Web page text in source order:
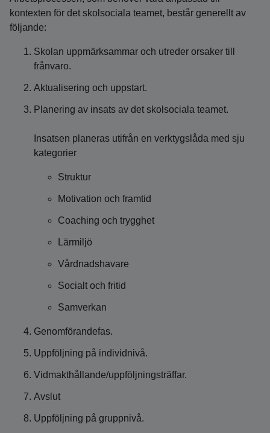
kontexten för det skolsociala teamet, består generellt av
följande:
Skolan uppmärksammar och utreder orsaker till
frånvaro.
Aktualisering och uppstart.
Planering av insats av det skolsociala teamet.
Insatsen planeras utifrån en verktygslåda med sju
kategorier
Struktur
Motivation och framtid
Coaching och trygghet
Lärmiljö
Vårdnadshavare
Socialt och fritid
Samverkan
Genomförandefas.
Uppföljning på individnivå.
Vidmakthållande/uppföljningsträffar.
Avslut
Uppföljning på gruppnivå.